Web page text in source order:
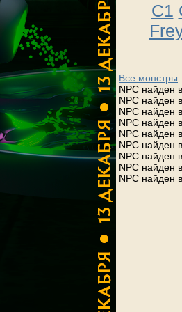
C1
Все монстры
NPC найден
NPC найден
NPC найден
NPC найден
NPC найден
NPC найден
NPC найден
NPC найден
NPC найден